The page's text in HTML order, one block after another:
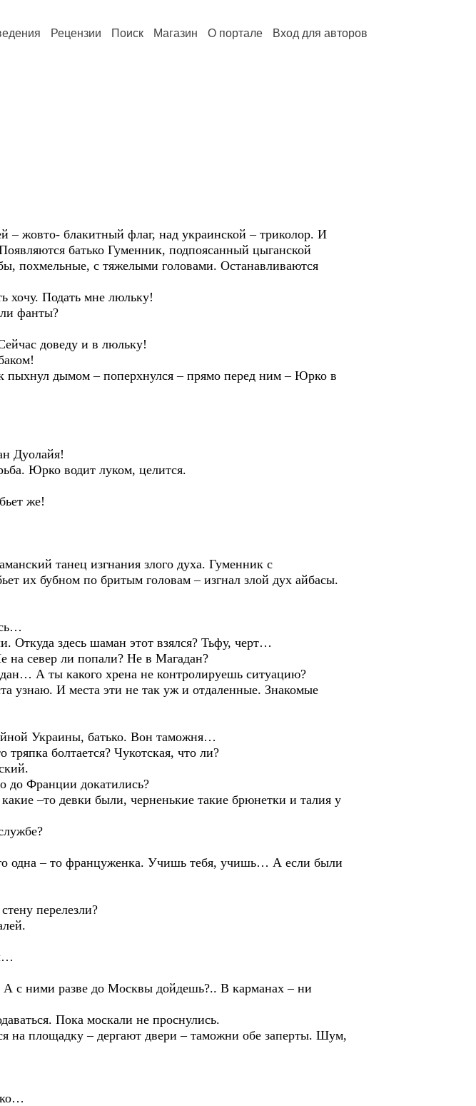
Рецензии Поиск Магазин О портале Вход для авторов
– жовто- блакитный флаг, над украинской – триколор. И
батько Гуменник, подпоясанный цыганской
похмельные, с тяжелыми головами. Останавливаются
Подать мне люльку!
фанты?
доведу и в люльку!
пыхнул дымом – поперхнулся – прямо перед ним – Юрко в
Дуолайя!
Юрко водит луком, целится.
же!
танец изгнания злого духа. Гуменник с
их бубном по бритым головам – изгнал злой дух айбасы.
здесь шаман этот взялся? Тьфу, черт…
север ли попали? Не в Магадан?
А ты какого хрена не контролируешь ситуацию?
И места эти не так уж и отдаленные. Знакомые
Украины, батько. Вон таможня…
болтается? Чукотская, что ли?
Франции докатились?
–то девки были, черненькие такие брюнетки и талия у
– то француженка. Учишь тебя, учишь… А если были
перелезли?
ними разве до Москвы дойдешь?.. В карманах – ни
Пока москали не проснулись.
на площадку – дергают двери – таможни обе заперты. Шум,